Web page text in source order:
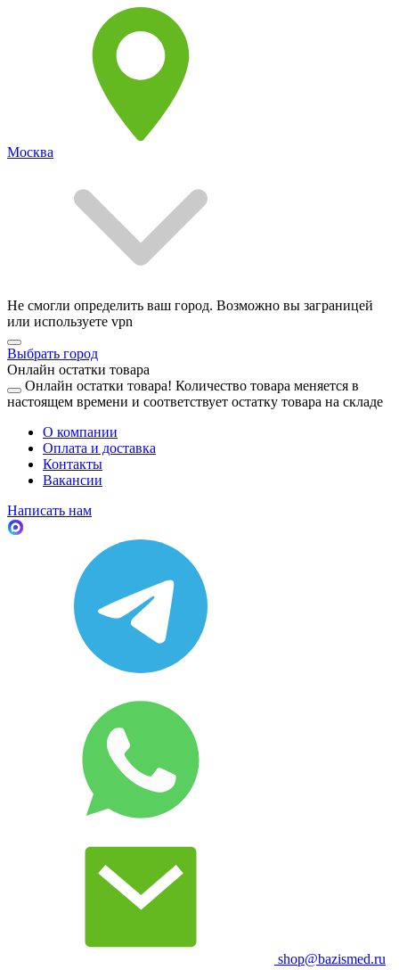
Москва
Не смогли определить ваш город. Возможно вы заграницей
или используете vpn
Выбрать город
Онлайн остатки товара
Онлайн остатки товара! Количество товара меняется в
настоящем времени и соответствует остатку товара на складе
О компании
Оплата и доставка
Контакты
Вакансии
Написать нам
shop@bazismed.ru